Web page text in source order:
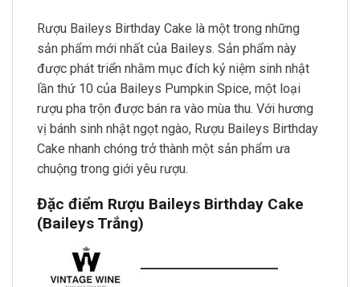
Rượu Baileys Birthday Cake là một trong những
sản phẩm mới nhất của Baileys. Sản phẩm này
được phát triển nhằm mục đích kỷ niệm sinh nhật
lần thứ 10 của Baileys Pumpkin Spice, một loại
rượu pha trộn được bán ra vào mùa thu. Với hương
vị bánh sinh nhật ngọt ngào, Rượu Baileys Birthday
Cake nhanh chóng trở thành một sản phẩm ưa
chuộng trong giới yêu rượu.
Đặc điểm Rượu Baileys Birthday Cake
(Baileys Trắng)